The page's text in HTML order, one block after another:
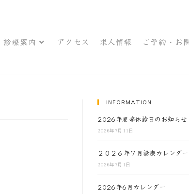
診療案内 アクセス 求人情報 ご予約・お
INFORMATION
2026年夏季休診日のお知らせ
2026年7月11日
２０２６年７月診療カレンダー
2026年7月1日
2026年6月カレンダー